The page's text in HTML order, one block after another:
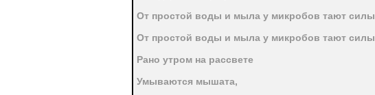
От простой воды и мыла у микробов тают силы
От простой воды и мыла у микробов тают силы
Рано утром на рассвете
Умываются мышата,